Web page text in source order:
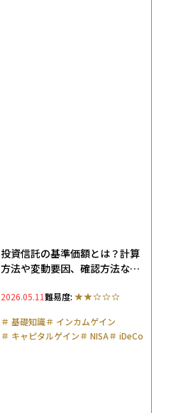
投資信託の基準価額とは？計算
方法や変動要因、確認方法など
2026.05.11難易度:
＃ 基礎知識＃ インカムゲイン
＃ キャピタルゲイン＃ NISA＃ iDeCo